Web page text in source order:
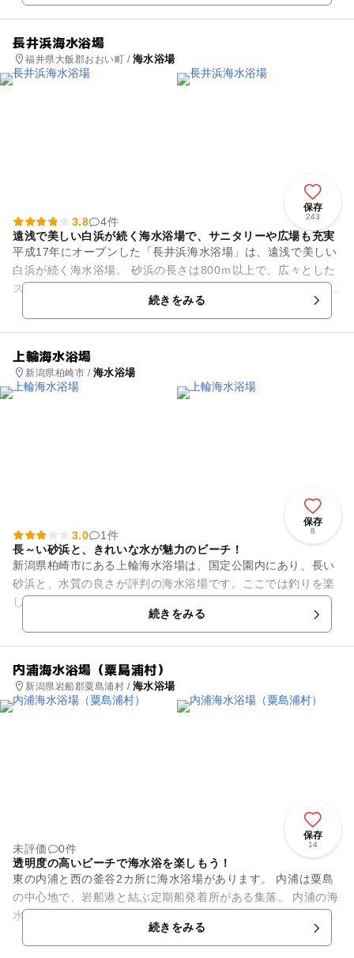
長井浜海水浴場
福井県大飯郡おおい町 / 海水浴場
保存
243
3.8
4件
遠浅で美しい白浜が続く海水浴場で、サニタリーや広場も充実
平成17年にオープンした「長井浜海水浴場」は、遠浅で美しい
白浜が続く海水浴場。 砂浜の長さは800ｍ以上で、広々とした
スケールが海水浴客に人気です。 国道27号線沿いにあり、駐車
続きをみる
上輪海水浴場
新潟県柏崎市 / 海水浴場
保存
8
3.0
1件
長～い砂浜と、きれいな水が魅力のビーチ！
新潟県柏崎市にある上輪海水浴場は、国定公園内にあり、長い
砂浜と、水質の良さが評判の海水浴場です。ここでは釣りを楽
しむ人も多くいます。広い駐車場がすぐ近くに整備されている
続きをみる
内浦海水浴場（粟島浦村）
新潟県岩船郡粟島浦村 / 海水浴場
保存
14
未評価
0件
透明度の高いビーチで海水浴を楽しもう！
東の内浦と西の釜谷2カ所に海水浴場があります。 内浦は粟島
の中心地で、岩船港と結ぶ定期船発着所がある集落。 内浦の海
水浴場は砂浜が広がり、漁港や民宿も近い、のどかなビーチで
続きをみる